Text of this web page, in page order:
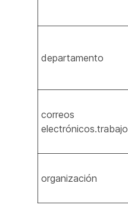
departamento
correos
electrónicos.trabajo
organización